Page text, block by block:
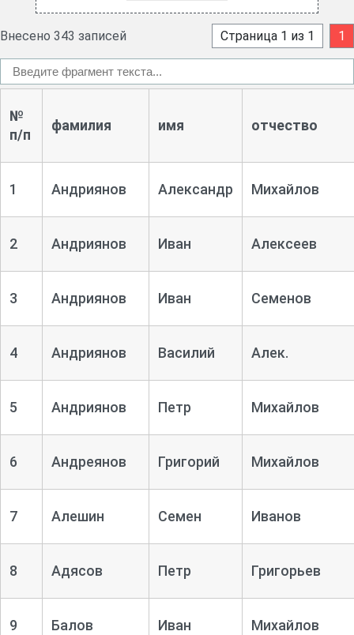
Внесено 343 записей Страница 1 из 1 1
№
п/п
фамилия имя отчество
1 Андриянов Александр Михайлов
2 Андриянов Иван Алексеев
3 Андриянов Иван Семенов
4 Андриянов Василий Алек.
5 Андриянов Петр Михайлов
6 Андреянов Григорий Михайлов
7 Алешин Семен Иванов
8 Адясов Петр Григорьев
9 Балов Иван Михайлов